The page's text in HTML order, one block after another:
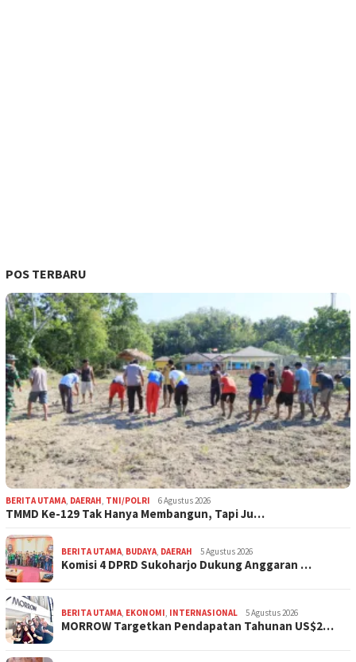
POS TERBARU
BERITA UTAMA DAERAH TNI/POLRI 6 Agustus 2026
TMMD Ke-129 Tak Hanya Membangun, Tapi Ju…
BERITA UTAMA BUDAYA DAERAH 5 Agustus 2026
Komisi 4 DPRD Sukoharjo Dukung Anggaran …
BERITA UTAMA EKONOMI INTERNASIONAL 5 Agustus 2026
MORROW Targetkan Pendapatan Tahunan US$2…